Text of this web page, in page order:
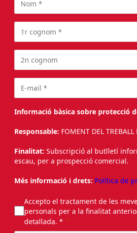
Informació bàsica sobre protecció
Responsable: FOMENT DEL
Finalitat: Subscripció al butlletí
escau, per a prospecció comercial.
Més informació i drets: Política de
Accepto el tractament de les
personals per a la finalitat
detallada. *